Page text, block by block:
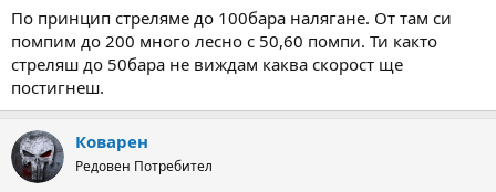
По принцип стреляме до 100бара налягане. От там си
помпим до 200 много лесно с 50,60 помпи. Ти както
стреляш до 50бара не виждам каква скорост ще
постигнеш.
Коварен
Редовен Потребител